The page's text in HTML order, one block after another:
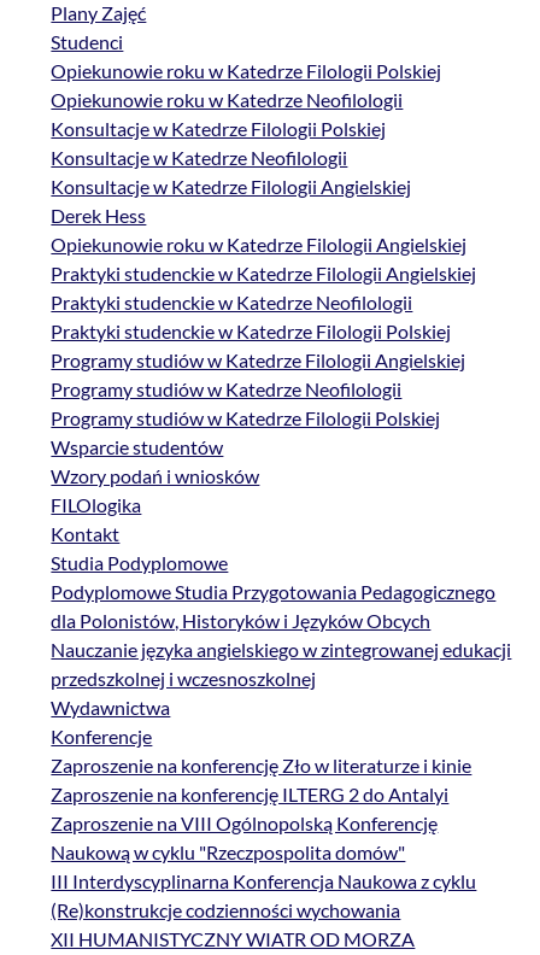
Plany Zajęć
Studenci
Opiekunowie roku w Katedrze Filologii Polskiej
Opiekunowie roku w Katedrze Neofilologii
Konsultacje w Katedrze Filologii Polskiej
Konsultacje w Katedrze Neofilologii
Konsultacje w Katedrze Filologii Angielskiej
Derek Hess
Opiekunowie roku w Katedrze Filologii Angielskiej
Praktyki studenckie w Katedrze Filologii Angielskiej
Praktyki studenckie w Katedrze Neofilologii
Praktyki studenckie w Katedrze Filologii Polskiej
Programy studiów w Katedrze Filologii Angielskiej
Programy studiów w Katedrze Neofilologii
Programy studiów w Katedrze Filologii Polskiej
Wsparcie studentów
Wzory podań i wniosków
FILOlogika
Kontakt
Studia Podyplomowe
Podyplomowe Studia Przygotowania Pedagogicznego
dla Polonistów, Historyków i Języków Obcych
Nauczanie języka angielskiego w zintegrowanej edukacji
przedszkolnej i wczesnoszkolnej
Wydawnictwa
Konferencje
Zaproszenie na konferencję Zło w literaturze i kinie
Zaproszenie na konferencję ILTERG 2 do Antalyi
Zaproszenie na VIII Ogólnopolską Konferencję
Naukową w cyklu "Rzeczpospolita domów"
III Interdyscyplinarna Konferencja Naukowa z cyklu
(Re)konstrukcje codzienności wychowania
XII HUMANISTYCZNY WIATR OD MORZA